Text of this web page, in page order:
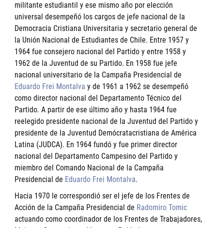
militante estudiantil y ese mismo año por elección
universal desempeñó los cargos de jefe nacional de la
Democracia Cristiana Universitaria y secretario general de
la Unión Nacional de Estudiantes de Chile. Entre 1957 y
1964 fue consejero nacional del Partido y entre 1958 y
1962 de la Juventud de su Partido. En 1958 fue jefe
nacional universitario de la Campaña Presidencial de
Eduardo Frei Montalva y de 1961 a 1962 se desempeñó
como director nacional del Departamento Técnico del
Partido. A partir de ese último año y hasta 1964 fue
reelegido presidente nacional de la Juventud del Partido y
presidente de la Juventud Demócratacristiana de América
Latina (JUDCA). En 1964 fundó y fue primer director
nacional del Departamento Campesino del Partido y
miembro del Comando Nacional de la Campaña
Presidencial de Eduardo Frei Montalva.
Hacia 1970 le correspondió ser el jefe de los Frentes de
Acción de la Campaña Presidencial de Radomiro Tomic
actuando como coordinador de los Frentes de Trabajadores,